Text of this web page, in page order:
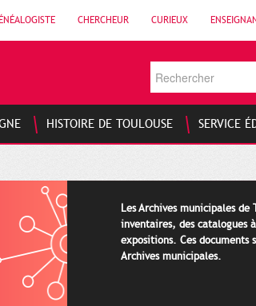
CHERCHEUR CURIEUX
HISTOIRE DE TOULOUSE SERVICE
Les Archives municipales de
inventaires, des catalogues
expositions. Ces documents
Archives municipales.